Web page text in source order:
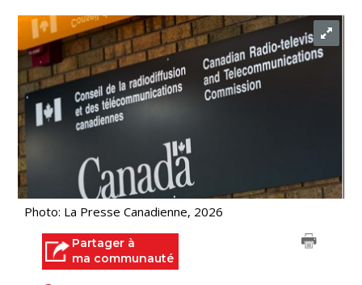
Photo: La Presse Canadienne, 2026
Partager à
ma communauté